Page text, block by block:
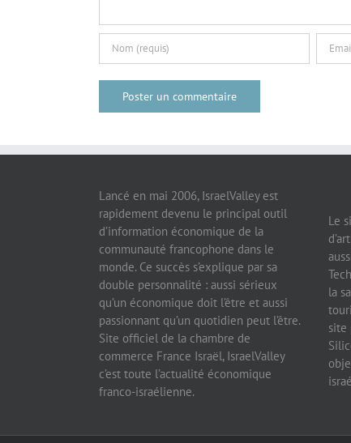
Lancé en mai 2006, IsraelValley est
rapidement devenu le principal outil
d’information économique de la
communauté francophone dans le
monde. Ce succès s’explique par sa
double personnalité : aussi sérieux
qu’un économique doit l’être et aussi
passionnant qu’un quotidien peut l’être.
Site officiel de la chambre de
commerce France Israël, IsraelValley
c’est toute l’actualité économique
franco-israélienne.
Le
la
site